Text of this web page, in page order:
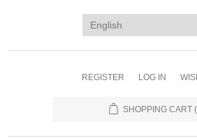
REGISTER LOG IN
SHOPPING CART